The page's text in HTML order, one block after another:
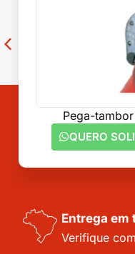
Entrega
Verifique
Pega-tambor
QUERO